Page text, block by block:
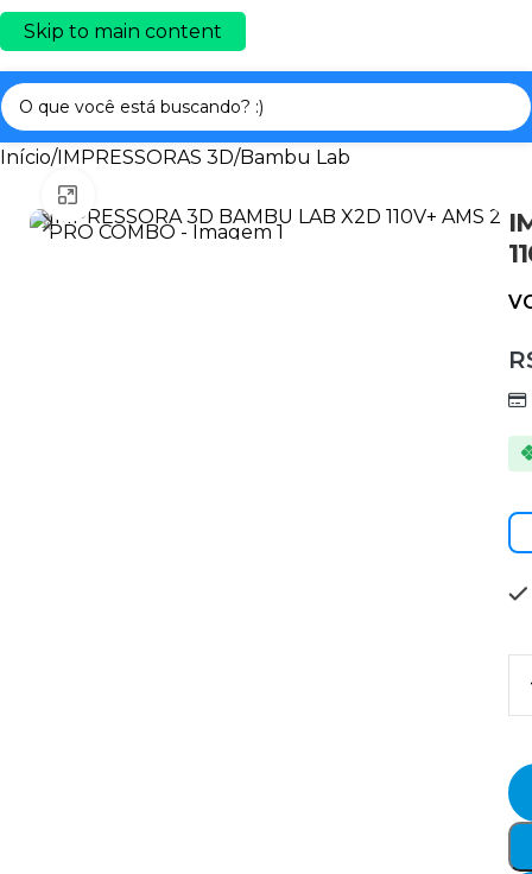
Skip to main content
Início/IMPRESSORAS 3D/Bambu Lab